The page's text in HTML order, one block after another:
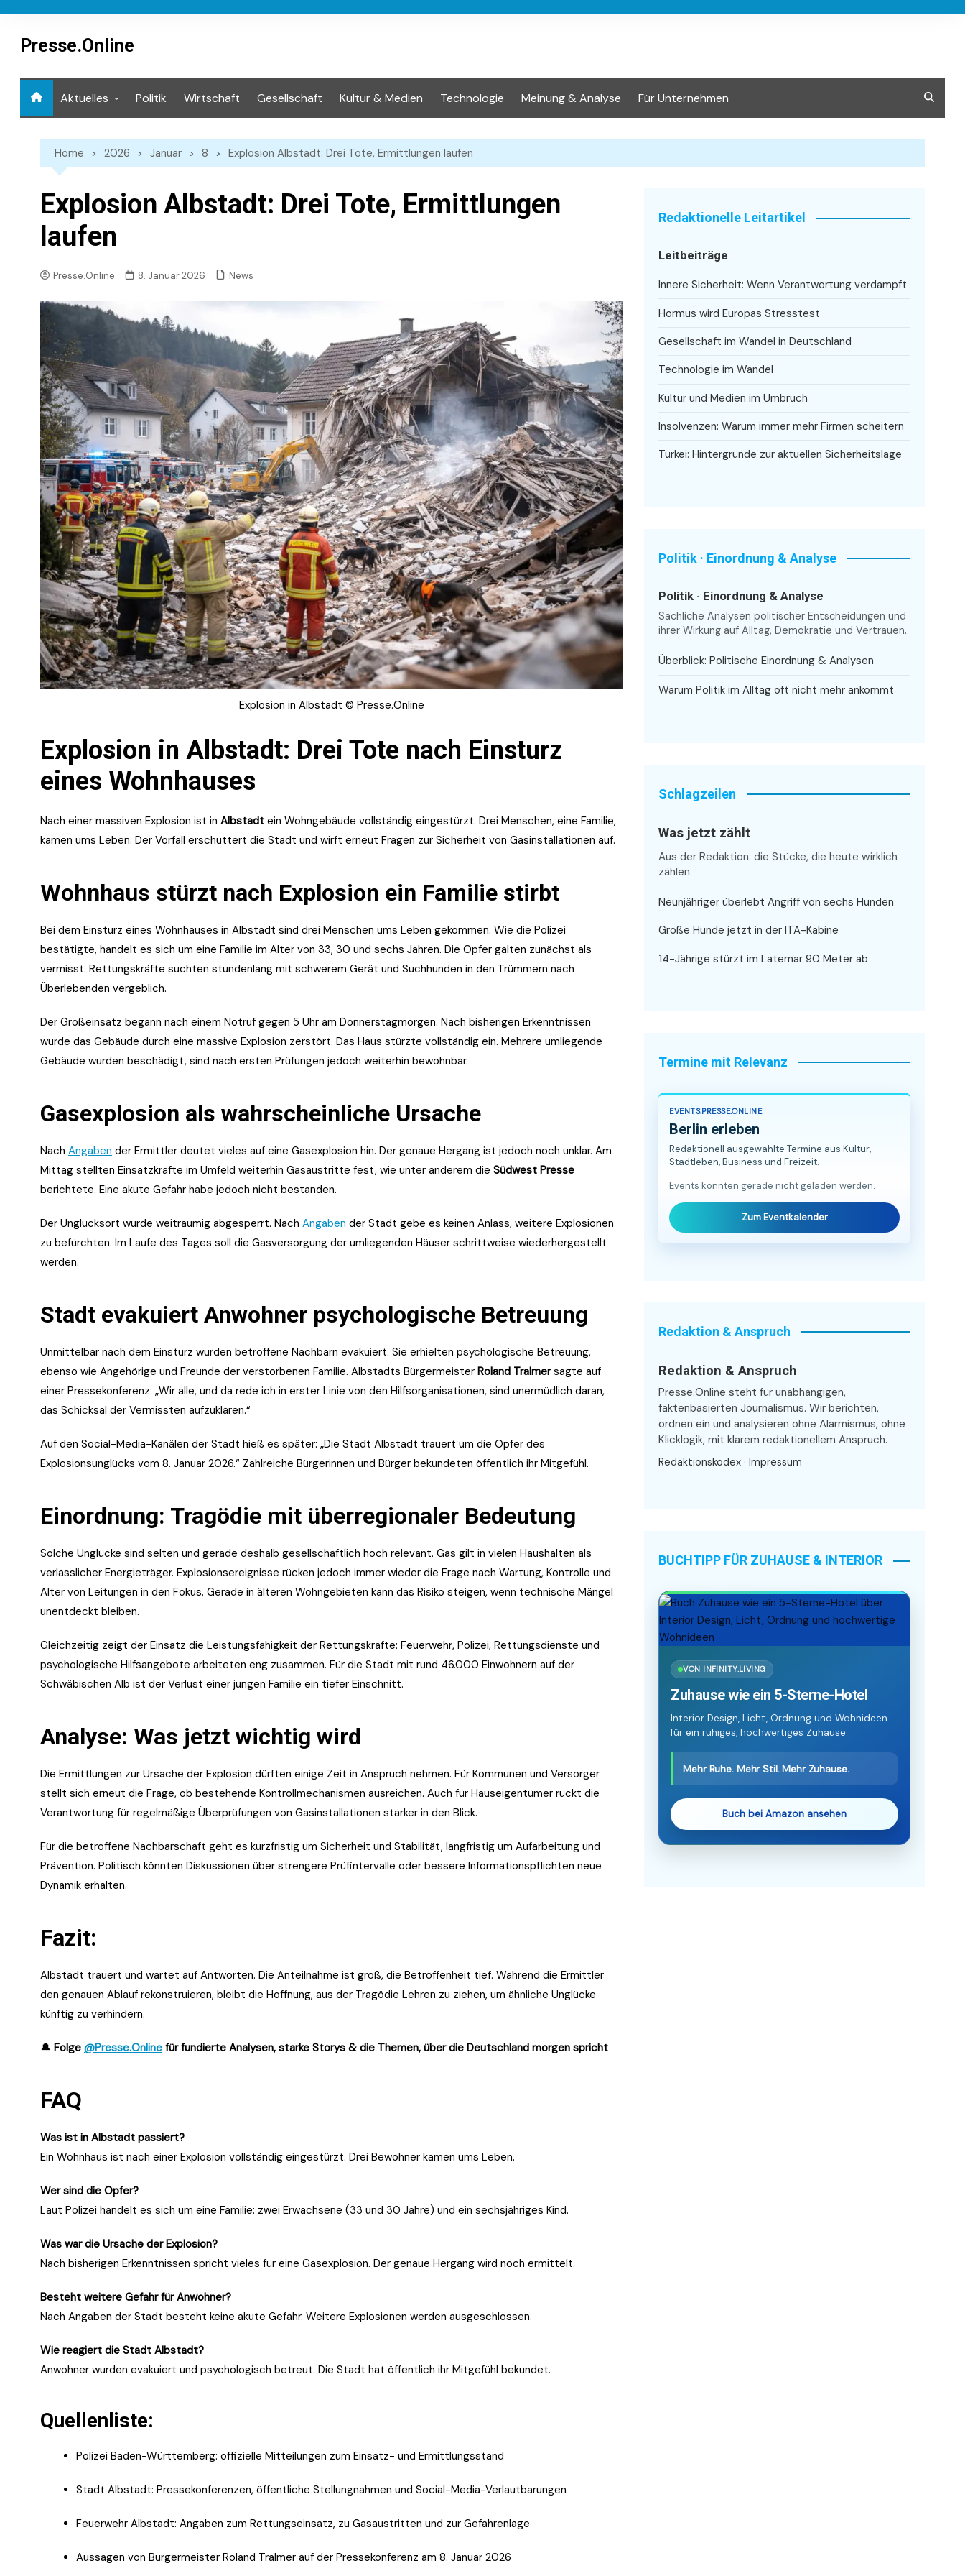
contentPresse.Online
Aktuelles Politik Wirtschaft Gesellschaft Kultur & Medien Technologie Meinung & Analyse Für Unternehmen
Home 2026 Januar 8 Explosion Albstadt: Drei Tote, Ermittlungen laufen
Explosion Albstadt: Drei Tote, Ermittlungen
laufen
Presse.Online 8. Januar 2026 News
Explosion in Albstadt © Presse.Online
Explosion in Albstadt: Drei Tote nach Einsturz
eines Wohnhauses
Nach einer massiven Explosion ist in Albstadt ein Wohngebäude vollständig eingestürzt. Drei Menschen, eine Familie,
kamen ums Leben. Der Vorfall erschüttert die Stadt und wirft erneut Fragen zur Sicherheit von Gasinstallationen auf.
Wohnhaus stürzt nach Explosion ein Familie stirbt
Bei dem Einsturz eines Wohnhauses in Albstadt sind drei Menschen ums Leben gekommen. Wie die Polizei
bestätigte, handelt es sich um eine Familie im Alter von 33, 30 und sechs Jahren. Die Opfer galten zunächst als
vermisst. Rettungskräfte suchten stundenlang mit schwerem Gerät und Suchhunden in den Trümmern nach
Überlebenden vergeblich.
Der Großeinsatz begann nach einem Notruf gegen 5 Uhr am Donnerstagmorgen. Nach bisherigen Erkenntnissen
wurde das Gebäude durch eine massive Explosion zerstört. Das Haus stürzte vollständig ein. Mehrere umliegende
Gebäude wurden beschädigt, sind nach ersten Prüfungen jedoch weiterhin bewohnbar.
Gasexplosion als wahrscheinliche Ursache
Nach Angaben der Ermittler deutet vieles auf eine Gasexplosion hin. Der genaue Hergang ist jedoch noch unklar. Am
Mittag stellten Einsatzkräfte im Umfeld weiterhin Gasaustritte fest, wie unter anderem die Südwest Presse
berichtete. Eine akute Gefahr habe jedoch nicht bestanden.
Der Unglücksort wurde weiträumig abgesperrt. Nach Angaben der Stadt gebe es keinen Anlass, weitere Explosionen
zu befürchten. Im Laufe des Tages soll die Gasversorgung der umliegenden Häuser schrittweise wiederhergestellt
werden.
Stadt evakuiert Anwohner psychologische Betreuung
Unmittelbar nach dem Einsturz wurden betroffene Nachbarn evakuiert. Sie erhielten psychologische Betreuung,
ebenso wie Angehörige und Freunde der verstorbenen Familie. Albstadts Bürgermeister Roland Tralmersagte auf
einer Pressekonferenz: „Wir alle, und da rede ich in erster Linie von den Hilfsorganisationen, sind unermüdlich daran,
das Schicksal der Vermissten aufzuklären.“
Auf den Social-Media-Kanälen der Stadt hieß es später: „Die Stadt Albstadt trauert um die Opfer des
Explosionsunglücks vom 8. Januar 2026.“ Zahlreiche Bürgerinnen und Bürger bekundeten öffentlich ihr Mitgefühl.
Einordnung: Tragödie mit überregionaler Bedeutung
Solche Unglücke sind selten und gerade deshalb gesellschaftlich hoch relevant. Gas gilt in vielen Haushalten als
verlässlicher Energieträger. Explosionsereignisse rücken jedoch immer wieder die Frage nach Wartung, Kontrolle und
Alter von Leitungen in den Fokus. Gerade in älteren Wohngebieten kann das Risiko steigen, wenn technische Mängel
unentdeckt bleiben.
Gleichzeitig zeigt der Einsatz die Leistungsfähigkeit der Rettungskräfte: Feuerwehr, Polizei, Rettungsdienste und
psychologische Hilfsangebote arbeiteten eng zusammen. Für die Stadt mit rund 46.000 Einwohnern auf der
Schwäbischen Alb ist der Verlust einer jungen Familie ein tiefer Einschnitt.
Analyse: Was jetzt wichtig wird
Die Ermittlungen zur Ursache der Explosion dürften einige Zeit in Anspruch nehmen. Für Kommunen und Versorger
stellt sich erneut die Frage, ob bestehende Kontrollmechanismen ausreichen. Auch für Hauseigentümer rückt die
Verantwortung für regelmäßige Überprüfungen von Gasinstallationen stärker in den Blick.
Für die betroffene Nachbarschaft geht es kurzfristig um Sicherheit und Stabilität, langfristig um Aufarbeitung und
Prävention. Politisch könnten Diskussionen über strengere Prüfintervalle oder bessere Informationspflichten neue
Dynamik erhalten.
Fazit:
Albstadt trauert und wartet auf Antworten. Die Anteilnahme ist groß, die Betroffenheit tief. Während die Ermittler
den genauen Ablauf rekonstruieren, bleibt die Hoffnung, aus der Tragödie Lehren zu ziehen, um ähnliche Unglücke
künftig zu verhindern.
🔔 Folge @Presse.Online für fundierte Analysen, starke Storys & die Themen, über die Deutschland morgen spricht
FAQ
Was ist in Albstadt passiert?
Ein Wohnhaus ist nach einer Explosion vollständig eingestürzt. Drei Bewohner kamen ums Leben.
Wer sind die Opfer?
Laut Polizei handelt es sich um eine Familie: zwei Erwachsene (33 und 30 Jahre) und ein sechsjähriges Kind.
Was war die Ursache der Explosion?
Nach bisherigen Erkenntnissen spricht vieles für eine Gasexplosion. Der genaue Hergang wird noch ermittelt.
Besteht weitere Gefahr für Anwohner?
Nach Angaben der Stadt besteht keine akute Gefahr. Weitere Explosionen werden ausgeschlossen.
Wie reagiert die Stadt Albstadt?
Anwohner wurden evakuiert und psychologisch betreut. Die Stadt hat öffentlich ihr Mitgefühl bekundet.
Quellenliste:
Polizei Baden-Württemberg: offizielle Mitteilungen zum Einsatz- und Ermittlungsstand
Stadt Albstadt: Pressekonferenzen, öffentliche Stellungnahmen und Social-Media-Verlautbarungen
Feuerwehr Albstadt: Angaben zum Rettungseinsatz, zu Gasaustritten und zur Gefahrenlage
Aussagen von Bürgermeister Roland Tralmer auf der Pressekonferenz am 8. Januar 2026
Redaktionelle Leitartikel
Leitbeiträge
Innere Sicherheit: Wenn Verantwortung verdampft
Hormus wird Europas Stresstest
Gesellschaft im Wandel in Deutschland
Technologie im Wandel
Kultur und Medien im Umbruch
Insolvenzen: Warum immer mehr Firmen scheitern
Türkei: Hintergründe zur aktuellen Sicherheitslage
Politik · Einordnung & Analyse
Politik · Einordnung & Analyse
Sachliche Analysen politischer Entscheidungen und
ihrer Wirkung auf Alltag, Demokratie und Vertrauen.
Überblick: Politische Einordnung & Analysen
Warum Politik im Alltag oft nicht mehr ankommt
Schlagzeilen
Was jetzt zählt
Aus der Redaktion: die Stücke, die heute wirklich
zählen.
Neunjähriger überlebt Angriff von sechs Hunden
Große Hunde jetzt in der ITA-Kabine
14-Jährige stürzt im Latemar 90 Meter ab
Termine mit Relevanz
EVENTS.PRESSE.ONLINE
Berlin erleben
Redaktionell ausgewählte Termine aus Kultur,
Stadtleben, Business und Freizeit.
Events konnten gerade nicht geladen werden.
Zum Eventkalender
Redaktion & Anspruch
Redaktion & Anspruch
Presse.Online steht für unabhängigen,
faktenbasierten Journalismus. Wir berichten,
ordnen ein und analysieren ohne Alarmismus, ohne
Klicklogik, mit klarem redaktionellem Anspruch.
Redaktionskodex · Impressum
BUCHTIPP FÜR ZUHAUSE & INTERIOR
VON INFINITY.LIVING
Zuhause wie ein 5-Sterne-Hotel
Interior Design, Licht, Ordnung und Wohnideen
für ein ruhiges, hochwertiges Zuhause.
Mehr Ruhe. Mehr Stil. Mehr Zuhause.
Buch bei Amazon ansehen